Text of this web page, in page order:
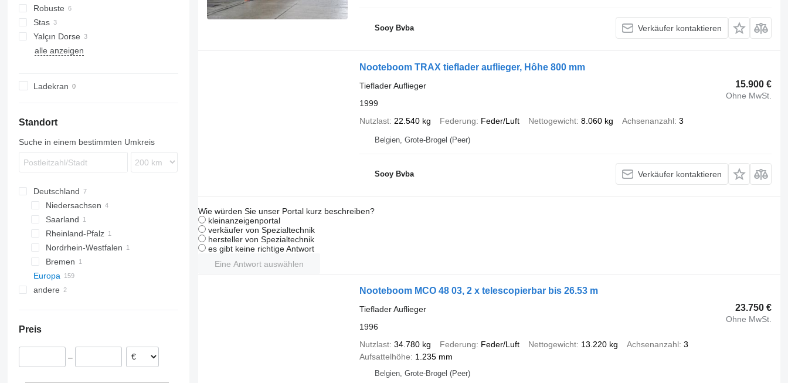
MCO
OSDS
Robuste
Kaiser
Stas
Yalçın Dorse
alle anzeigen
Ladekran
Standort
Suche in einem bestimmten Umkreis
Deutschland
Niedersachsen
Hannover
Bovenden
Oldenburg
Saarland
Saarbrücken
Rheinland-Pfalz
Mainz
Nordrhein-Westfalen
Bottrop
Bremen
Bremen
Europa
Niederlande
Genk
Herentals
Spanien
Rumänien
andere
Preis
–
Sooy Bvba Verkäufer kontaktieren
Nooteboom TRAX tieflader auflieger, Hôhe 800 mm
15.900 €
Ohne MwSt.
Tieflader Auflieger
1999
Nutzlast 22.540 kg Federung Feder/Luft Nettogewicht 8.060 kg Achsenanzahl 3
Belgien, Grote-Brogel (Peer)
Sooy Bvba Verkäufer kontaktieren
Wie würden Sie unser Portal kurz beschreiben?
kleinanzeigenportal
verkäufer von Spezialtechnik
hersteller von Spezialtechnik
es gibt keine richtige Antwort
Eine Antwort auswählen
Nooteboom MCO 48 03, 2 x telescopierbar bis 26.53 m
23.750 €
Ohne MwSt.
Tieflader Auflieger
1996
Nutzlast 34.780 kg Federung Feder/Luft Nettogewicht 13.220 kg Achsenanzahl 3
Aufsattelhöhe
1.235 mm
Belgien, Grote-Brogel (Peer)